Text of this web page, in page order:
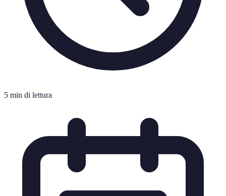
5 min di lettura